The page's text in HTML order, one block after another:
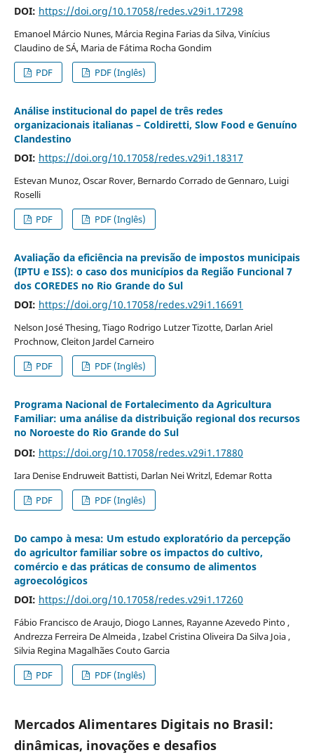
DOI: https://doi.org/10.17058/redes.v29i1.17298
Emanoel Márcio Nunes, Márcia Regina Farias da Silva, Vinícius
Claudino de SÁ, Maria de Fátima Rocha Gondim
PDF
PDF (Inglês)
Análise institucional do papel de três redes
organizacionais italianas – Coldiretti, Slow Food e Genuíno
Clandestino
DOI: https://doi.org/10.17058/redes.v29i1.18317
Estevan Munoz, Oscar Rover, Bernardo Corrado de Gennaro, Luigi
Roselli
PDF
PDF (Inglês)
Avaliação da eficiência na previsão de impostos municipais
(IPTU e ISS): o caso dos municípios da Região Funcional 7
dos COREDES no Rio Grande do Sul
DOI: https://doi.org/10.17058/redes.v29i1.16691
Nelson José Thesing, Tiago Rodrigo Lutzer Tizotte, Darlan Ariel
Prochnow, Cleiton Jardel Carneiro
PDF
PDF (Inglês)
Programa Nacional de Fortalecimento da Agricultura
Familiar: uma análise da distribuição regional dos recursos
no Noroeste do Rio Grande do Sul
DOI: https://doi.org/10.17058/redes.v29i1.17880
Iara Denise Endruweit Battisti, Darlan Nei Writzl, Edemar Rotta
PDF
PDF (Inglês)
Do campo à mesa: Um estudo exploratório da percepção
do agricultor familiar sobre os impactos do cultivo,
comércio e das práticas de consumo de alimentos
agroecológicos
DOI: https://doi.org/10.17058/redes.v29i1.17260
Fábio Francisco de Araujo, Diogo Lannes, Rayanne Azevedo Pinto ,
Andrezza Ferreira De Almeida , Izabel Cristina Oliveira Da Silva Joia ,
Silvia Regina Magalhães Couto Garcia
PDF
PDF (Inglês)
Mercados Alimentares Digitais no Brasil:
dinâmicas, inovações e desafios